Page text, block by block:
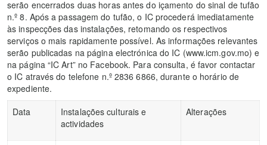
serão encerrados duas horas antes do içamento do sinal de tufão
n.º 8. Após a passagem do tufão, o IC procederá imediatamente
às inspecções das instalações, retomando os respectivos
serviços o mais rapidamente possível. As informações relevantes
serão publicadas na página electrónica do IC (www.icm.gov.mo) e
na página “IC Art” no Facebook. Para consulta, é favor contactar
o IC através do telefone n.º 2836 6866, durante o horário de
expediente.
Data
Instalações culturais e
actividades
Alterações